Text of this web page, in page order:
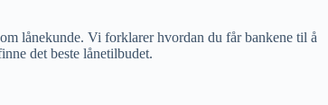
lånekunde. Vi forklarer hvordan du får bankene til å
det beste lånetilbudet.